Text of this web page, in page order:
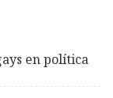
en política